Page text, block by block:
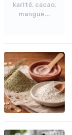
karité, cacao,
mangue...